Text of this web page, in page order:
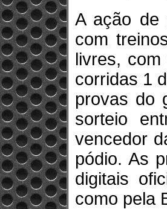
A ação de
com
livres,
corridas 1
provas do
sorteio
vencedor
pódio. As
digitais
como pela